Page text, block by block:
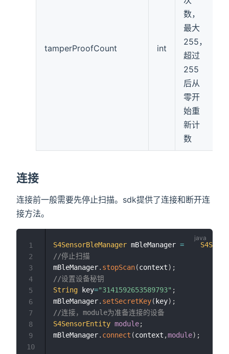
tamperProofCount int
数，
最大
255，
超过
255
后从
零开
始重
新计
数
连接
连接前一般需要先停止扫描。sdk提供了连接和断开连
接方法。
S4SensorBleManager mBleManager =
//停止扫描
mBleManager. stopScan(context) ;
//设置设备秘钥
String key="3141592653589793" ;
mBleManager. setSecretKey( key) ;
//连接，module为准备连接的设备
S4SensorEntity module;
mBleManager. connect (context ,module) ;
1
2
3
4
5
6
7
8
9
10